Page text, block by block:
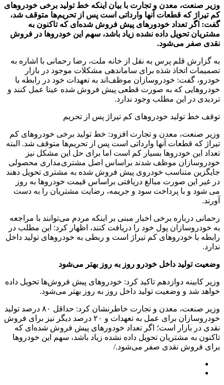
وزیر صنعت، معدن و تجارت با بیان اینکه خط تولید برخی خودروهای
کم تیراژ که قطعات آنها وارداتی است پس از تحریم‌ها متوقف شد،
گفت: اگر تعداد خودورهای پیش فروش شده‌ای که تاکنون به
مشتریان تحویل داده نشده زیاد باشد، سهم این خودروها در فروش
نقدی صفر می‌شود.
به گزارش قلم پرس به نقل از خانه ملت، رضا رحمانی با اشاره به
تصمیمات اتخاذ شذه برای ساماندهی مشکلات موجود در بازار
خودرو، گفت: خودروسازان موظف‌اند به تعهدات خود در رابطه با
خودروهایی که به صورت قطعی پیش فروش شده‌ عینا عمل کنند و
تردیدی در این مطلب وجود ندارد.
توقف خط تولید خودروهای کم تیراژ پس از تحریم
وزیر صنعت، معدن و تجارت افزود: خط تولید برخی خودروهای کم
تیراژ که قطعات آنها وارداتی است پس از تحریم‌ها متوقف شد. البته
تعداد این خودروها بسیار کم است اما برای حل این مشکل نیز
خودروسازان موظف شدند براساس اصل مشتری‌مداری محصولی
جایگزین متناسب خودروی پیش فروش شده به مشتری تحویل دهند
در غیر این صورت مبالغ دریافتی براساس قیمت خودروها به روز
می شود و با پرداخت سود و جریمه، رضایت مشتریان را به دست
آورند.
رحمانی درباره برخی اخبار مبنی بر اینکه مردم می‌توانند با مراجعه
به خودروسازان پول خود را دریافت کنند، اظهار کرد: این مطلب در
رابطه با خودروهای کم تیراژ است و ربطی به خودروهای تولید داخل
ندارد.
وضعیت تولید داخل خودرو روز به روز بهتر می‌شود
وزیر کابینه دوازدهم تاکید کرد: خودروهای پیش فروش‌ها تحویل داده
خواهد شد و وضعیت تولید داخل روز به روز بهتر می‌شود.
وزیر صنعت، معدن و تجارت خاطرنشان کرد: حداقل ۸۰ درصد تولید
خودروسازان برای عمل به تعهدات و ۲۰ درصد دیگر نیز برای فروش
نقدی در بازار است؛ اگر تعداد خودورهای پیش فروش شده‌ای که
تاکنون به مشتریان تحویل داده نشده زیاد باشد، سهم این خودروها
برای فروش نقدی صفر می‌شود./